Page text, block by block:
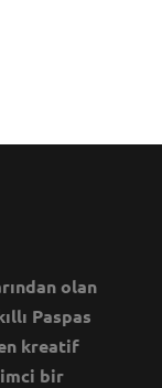
olan
Paspas
kreatif
bir